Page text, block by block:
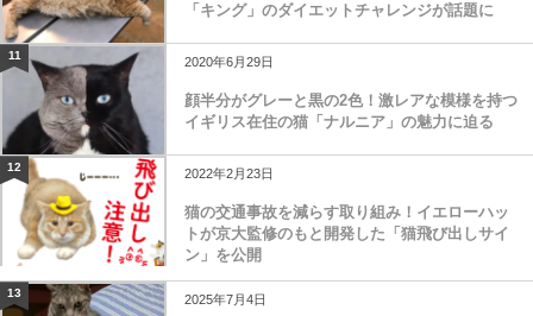
「キング」のダイエットチャレンジが話題に
11 2020年6月29日
顔半分がグレーと黒の2色！激レアな模様を持つ
イギリス在住の猫「ナルニア」の魅力に迫る
12 2022年2月23日
猫の交通事故を減らす取り組み！イエローハッ
トが京大監修のもと開発した「猫飛び出しサイ
ン」を公開
13 2025年7月4日